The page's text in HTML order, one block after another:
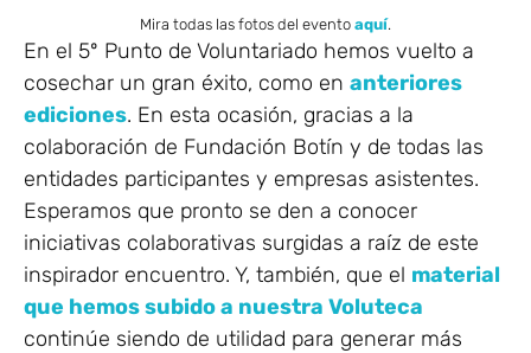
Mira todas las fotos del evento aquí.
En el 5º Punto de Voluntariado hemos vuelto a
cosechar un gran éxito, como en anteriores
ediciones. En esta ocasión, gracias a la
colaboración de Fundación Botín y de todas las
entidades participantes y empresas asistentes.
Esperamos que pronto se den a conocer
iniciativas colaborativas surgidas a raíz de este
inspirador encuentro. Y, también, que el material
que hemos subido a nuestra Voluteca
continúe siendo de utilidad para generar más